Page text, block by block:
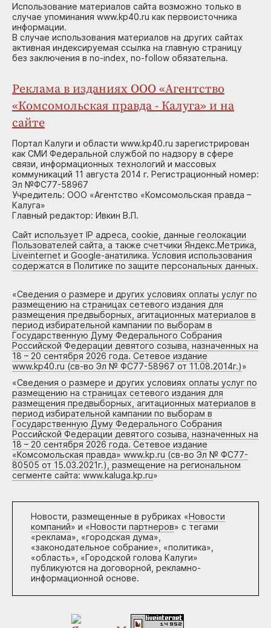
Использование материалов сайта возможно только в
случае упоминания www.kp40.ru как первоисточника
информации.
В случае использования материалов на других сайтах
активная индексируемая ссылка на главную страницу
без заключения в no-index, no-follow обязательна.
Реклама в изданиях ООО «Агентство
«Комсомольская правда - Калуга» и на
сайте
Портал Калуги и области www.kp40.ru зарегистрирован
как СМИ Федеральной службой по надзору в сфере
связи, информационных технологий и массовых
коммуникаций 11 августа 2014 г. Регистрационный номер:
Эл №ФС77-58967
Учредитель: ООО «Агентство «Комсомольская правда –
Калуга»
Главный редактор: Ивкин В.П.
Сайт использует IP адреса, cookie, данные геолокации
Пользователей сайта, а также счетчики Яндекс.Метрика,
Liveinternet и Google-анатилика. Условия использования
содержатся в Политике по защите персональных данных.
«Сведения о размере и других условиях оплаты услуг по
размещению на страницах сетевого издания для
размещения предвыборных, агитационных материалов в
период избирательной кампании по выборам в
Государственную Думу Федерального Собрания
Российской Федерации девятого созыва, назначенных на
18 – 20 сентября 2026 года. Сетевое издание
www.kp40.ru (св-во Эл № ФС77-58967 от 11.08.2014г.)»
«Сведения о размере и других условиях оплаты услуг по
размещению на страницах сетевого издания для
размещения предвыборных, агитационных материалов в
период избирательной кампании по выборам в
Государственную Думу Федерального Собрания
Российской Федерации девятого созыва, назначенных на
18 – 20 сентября 2026 года. Сетевое издание
«Комсомольская правда» www.kp.ru (св-во Эл № ФС77-
80505 от 15.03.2021г.), размещение на региональном
сегменте сайта: www.kaluga.kp.ru»
Новости, размещенные в рубриках «Новости
компаний» и «Новости партнеров» с тегами
«реклама», «городская дума»,
«законодательное собрание», «политика»,
«область», «Городской голова Калуги»
публикуются на договорной, рекламно-
информационной основе.